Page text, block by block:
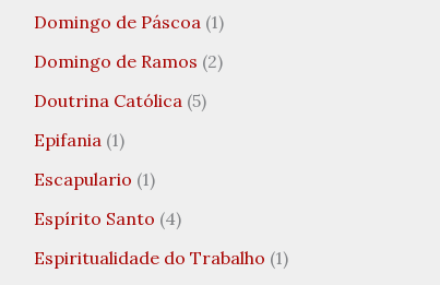
Domingo de Páscoa (1)
Domingo de Ramos (2)
Doutrina Católica (5)
Epifania (1)
Escapulario (1)
Espírito Santo (4)
Espiritualidade do Trabalho (1)